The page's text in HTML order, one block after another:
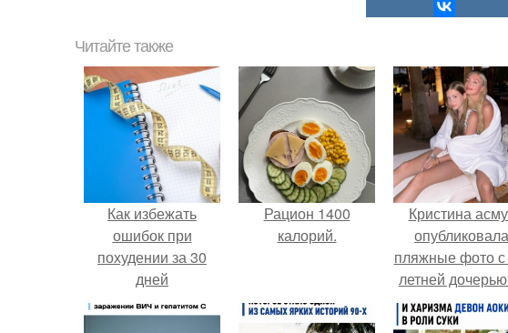
Читайте также
Как избежать
ошибок при
похудении за 30
дней
Рацион 1400
калорий.
Кристина
опубликовала
пляжные фото с
летней
Гарика